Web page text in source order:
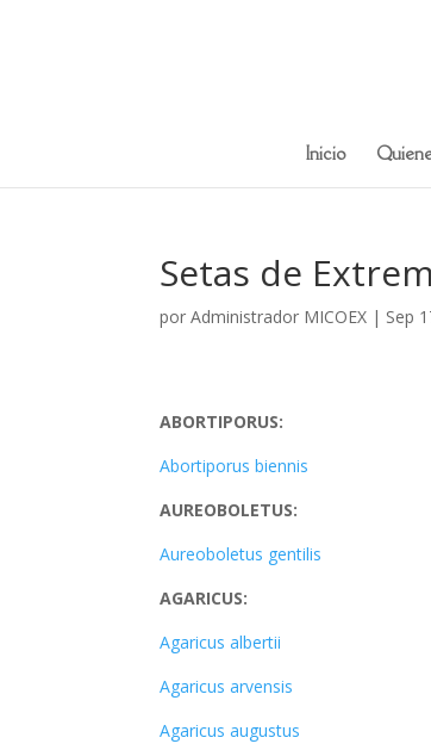
Inicio
Setas de
porAdministrador MICOEX | Sep
ABORTIPORUS:
Abortiporus biennis
AUREOBOLETUS:
Aureoboletus gentilis
AGARICUS:
Agaricus albertii
Agaricus arvensis
Agaricus augustus